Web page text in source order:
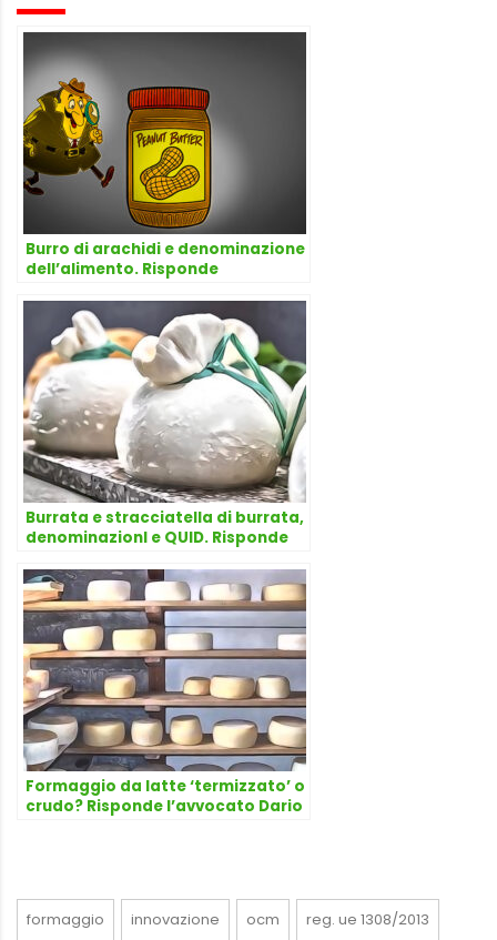
Burro di arachidi e denominazione
dell’alimento. Risponde
Burrata e stracciatella di burrata,
denominazionI e QUID. Risponde
Formaggio da latte ‘termizzato’ o
crudo? Risponde l’avvocato Dario
formaggio innovazione ocm reg. ue 1308/2013